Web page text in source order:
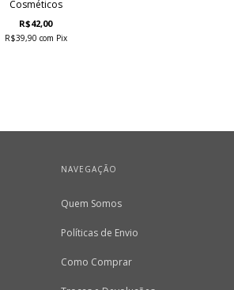
Cosméticos
R$42,00
R$39,90 com Pix
NAVEGAÇÃO
Quem Somos
Políticas de Envio
Como Comprar